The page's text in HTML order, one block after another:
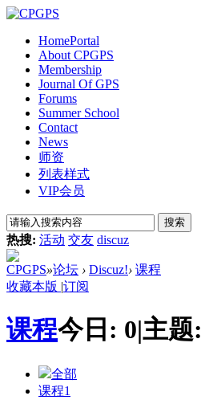
HomePortal
About CPGPS
Membership
Journal Of GPS
Forums
Summer School
Contact
News
师资
列表样式
VIP会员
搜索
热搜: 活动 交友 discuz
CPGPS»论坛 › Discuz!› 课程
收藏本版 |订阅
课程今日: 0|主题:
全部
课程1